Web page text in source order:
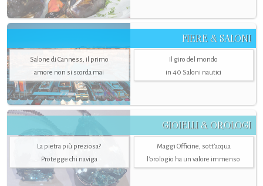
FIERE & SALONI
Salone di Canness, il primo
amore non si scorda mai
Il giro del mondo
in 40 Saloni nautici
GIOIELLI & OROLOGI
La pietra più preziosa?
Protegge chi naviga
Maggi Officine, sott’acqua
l'orologio ha un valore immenso